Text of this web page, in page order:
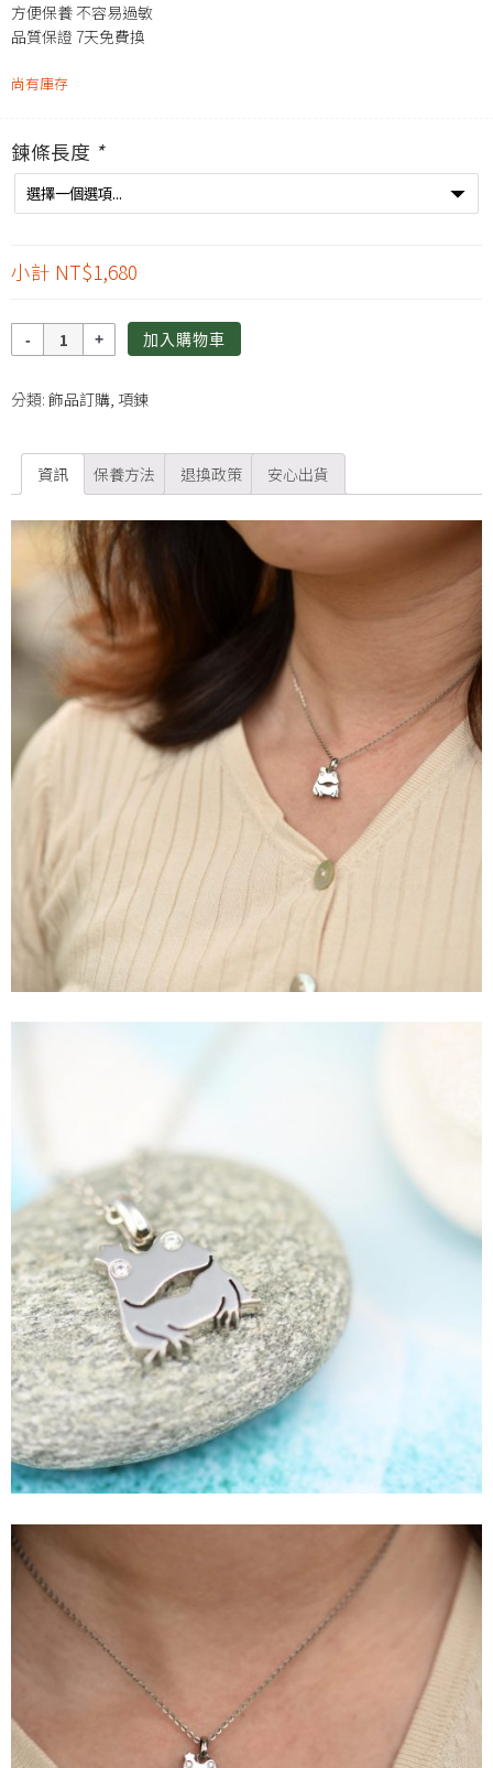
方便保養 不容易過敏
品質保證 7天免費換
尚有庫存
鍊條長度 *
小計 NT$1,680
量
加入購物車
分類: 飾品訂購, 項鍊
資訊 保養方法 退換政策 安心出貨